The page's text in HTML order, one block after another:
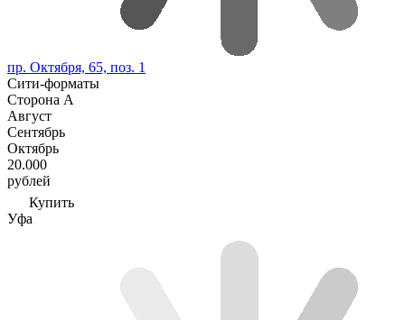
пр. Октября, 65, поз. 1
Сити-форматы
Сторона А
Август
Сентябрь
Октябрь
20.000
рублей
Купить
Уфа